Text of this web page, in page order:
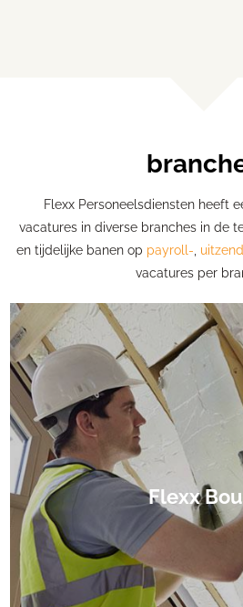
Flexx Personeelsdiensten heeft
vacatures in diverse branches in de
en tijdelijke banen op payroll-
vacatures per
Flexx